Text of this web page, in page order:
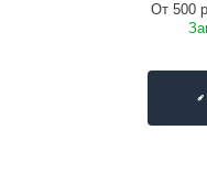
От 500